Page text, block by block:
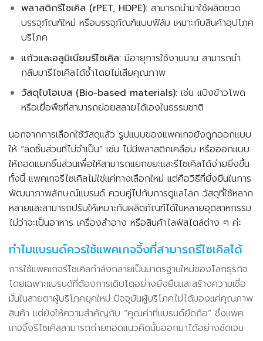
พลาสติกรีไซเคิล (rPET, HDPE):สามารถนำมาใช้ผลิตขวด
บรรจุภัณฑ์ใหม่ หรือบรรจุภัณฑ์แบบฟิล์ม เหมาะกับสินค้าอุปโภค
บริโภค
แก้วและอลูมิเนียมรีไซเคิล:มีอายุการใช้งานนาน สามารถนำ
กลับมารีไซเคิลได้ซ้ำโดยไม่เสียคุณภาพ
วัสดุไบโอเบส (Bio-based materials):เช่น แป้งข้าวโพด
หรือเยื่อพืชที่สามารถย่อยสลายได้เองในธรรมชาติ
นอกจากการเลือกใช้วัสดุแล้ว รูปแบบของแพคเกจยังถูกออกแบบ
ให้ “ลดชิ้นส่วนที่ไม่จำเป็น” เช่น ไม่มีพลาสติกเคลือบ หรือออกแบบ
ให้ถอดแยกชิ้นส่วนเพื่อให้สามารถแยกขยะและรีไซเคิลได้ง่ายยิ่งขึ้น
ทั้งนี้ แพคเกจรีไซเคิลไม่ใช่แค่ทางเลือกใหม่ แต่คือวิธีที่ยั่งยืนในการ
พัฒนาภาพลักษณ์แบรนด์ ควบคู่ไปกับการดูแลโลก วัสดุที่ใช้หลาก
หลายและสามารถปรับให้เหมาะกับผลิตภัณฑ์ได้ในหลายอุตสาหกรรม
ไม่ว่าจะเป็นอาหาร เครื่องสำอาง หรือสินค้าไลฟ์สไตล์ต่าง ๆ ค่ะ
ทำไมแบรนด์ควรใช้แพคเกจจิ้งที่สามารถรีไซเคิลได้
การใช้แพคเกจรีไซเคิลกำลังกลายเป็นมาตรฐานใหม่ของโลกธุรกิจ
โดยเฉพาะแบรนด์ที่ต้องการเติบโตอย่างยั่งยืนและสร้างความเชื่อ
มั่นในสายตาผู้บริโภคยุคใหม่ ปัจจุบันผู้บริโภคไม่ได้มองแค่คุณภาพ
สินค้า แต่ยังให้ความสำคัญกับ “คุณค่าที่แบรนด์ยึดถือ” ซึ่งแพค
เกจจิ้งรีไซเคิลสามารถถ่ายทอดแนวคิดนั้นออกมาได้อย่างชัดเจน